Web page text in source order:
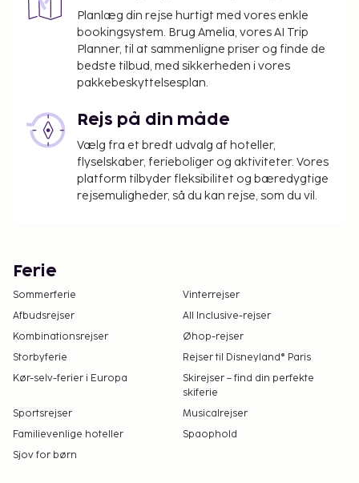
Planlæg din rejse hurtigt med vores enkle
bookingsystem. Brug Amelia, vores AI Trip
Planner, til at sammenligne priser og finde de
bedste tilbud, med sikkerheden i vores
pakkebeskyttelsesplan.
Rejs på din måde
Vælg fra et bredt udvalg af hoteller,
flyselskaber, ferieboliger og aktiviteter. Vores
platform tilbyder fleksibilitet og bæredygtige
rejsemuligheder, så du kan rejse, som du vil.
Ferie
Sommerferie
Vinterrejser
Afbudsrejser
All Inclusive-rejser
Kombinationsrejser
Øhop-rejser
Storbyferie
Rejser til Disneyland® Paris
Kør-selv-ferier i Europa
Skirejser – find din perfekte
skiferie
Sportsrejser
Musicalrejser
Familievenlige hoteller
Spaophold
Sjov for børn